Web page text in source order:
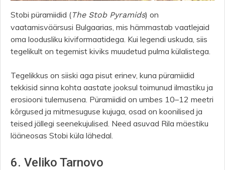
Stobi püramiidid (The Stob Pyramids) on
vaatamisväärsusi Bulgaarias, mis hämmastab vaatlejaid
oma loodusliku kiviformaatidega. Kui legendi uskuda, siis
tegelikult on tegemist kiviks muudetud pulma külalistega.
Tegelikkus on siiski aga pisut erinev, kuna püramiidid
tekkisid sinna kohta aastate jooksul toimunud ilmastiku ja
erosiooni tulemusena. Püramiidid on umbes 10–12 meetri
kõrgused ja mitmesuguse kujuga, osad on koonilised ja
teised jällegi seenekujulised. Need asuvad Rila mäestiku
lääneosas Stobi küla lähedal.
6. Veliko Tarnovo